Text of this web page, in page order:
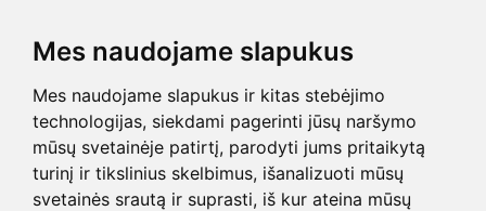
Mes naudojame slapukus
Mes naudojame slapukus ir kitas stebėjimo
technologijas, siekdami pagerinti jūsų naršymo
mūsų svetainėje patirtį, parodyti jums pritaikytą
turinį ir tikslinius skelbimus, išanalizuoti mūsų
svetainės srautą ir suprasti, iš kur ateina mūsų